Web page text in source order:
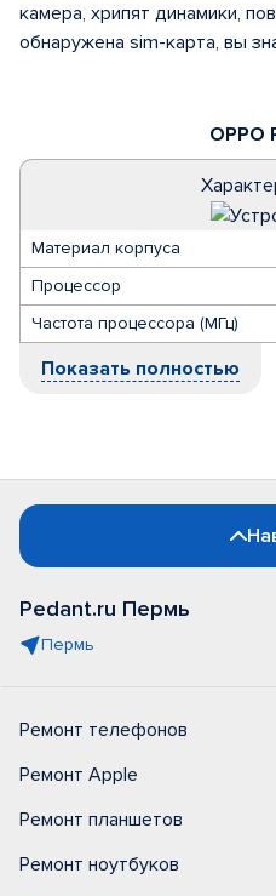
OPPO
Материал корпуса
Процессор
Частота процессора (МГц)
Показать полностью
камера, хрипят динамики,
обнаружена sim-карта, вы
Pedant.ru Пермь
Пермь
Ремонт телефонов
Ремонт Apple
Ремонт планшетов
Ремонт ноутбуков